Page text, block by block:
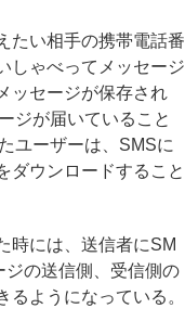
たい相手の携帯電話番
しゃべってメッセージ
ッセージが保存され
ジが届いていること
ユーザーは、SMSに
ダウンロードすること
時には、送信者にSM
の送信側、受信側の
ようになっている。